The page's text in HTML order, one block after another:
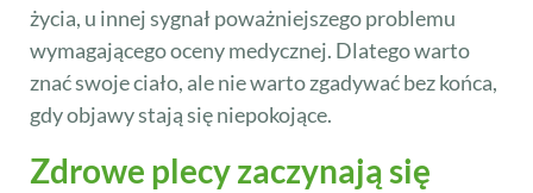
życia, u innej sygnał poważniejszego problemu
wymagającego oceny medycznej. Dlatego warto
znać swoje ciało, ale nie warto zgadywać bez końca,
gdy objawy stają się niepokojące.
Zdrowe plecy zaczynają się